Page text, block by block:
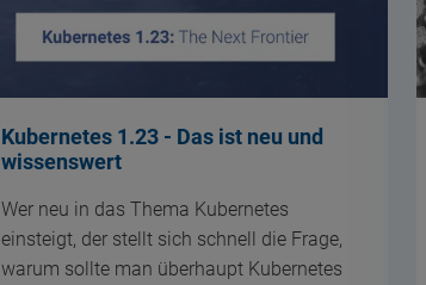
Kubernetes 1.23 - Das ist neu und
wissenswert
Wer neu in das Thema Kubernetes
einsteigt, der stellt sich schnell die Frage,
warum sollte man überhaupt Kubernetes